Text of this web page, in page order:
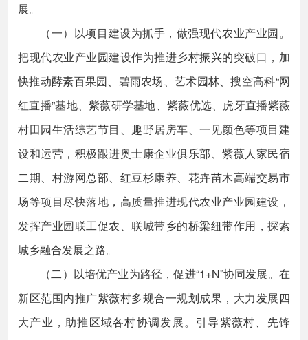
展。
（一）以项目建设为抓手，做强现代农业产业园。
把现代农业产业园建设作为推进乡村振兴的突破口，加
快推动酵素百果园、碧雨农场、艺术园林、搜空高科“网
红直播”基地、紫薇研学基地、紫薇优选、虎牙直播紫薇
村田园生活综艺节目、趣野居房车、一见颜色等项目建
设和运营，积极跟进奥士康企业俱乐部、紫薇人家民宿
二期、村游网总部、红豆杉康养、花卉苗木高端交易市
场等项目尽快落地，高质量推进现代农业产业园建设，
发挥产业园联工促农、联城带乡的桥梁纽带作用，探索
城乡融合发展之路。
（二）以培优产业为路径，促进“1+N”协同发展。在
新区范围内推广紫薇村多规合一规划成果，大力发展四
大产业，助推区域各村协调发展。引导紫薇村、先锋